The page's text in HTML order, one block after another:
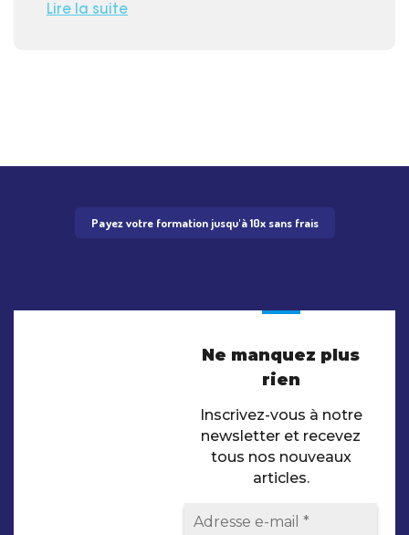
Lire la suite
Payez votre formation jusqu'à 10x sans frais
Ne manquez plus
rien
Inscrivez-vous à notre
newsletter et recevez
tous nos nouveaux
articles.